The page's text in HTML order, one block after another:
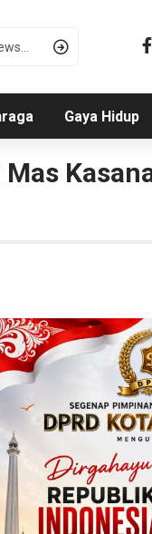
Gaya Hidup